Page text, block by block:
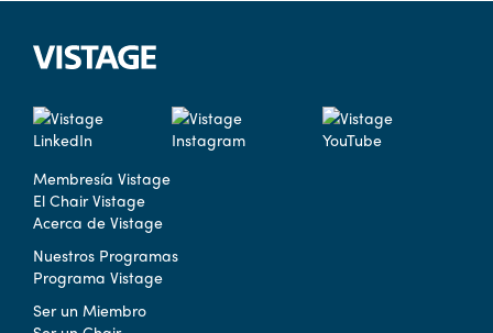
Membresía Vistage
El Chair Vistage
Acerca de Vistage
Nuestros Programas
Programa Vistage
Ser un Miembro